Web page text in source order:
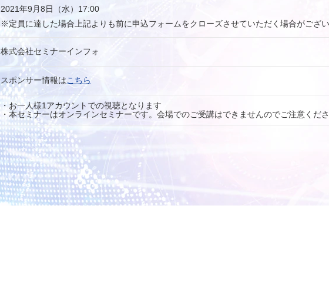
2021年9月8日（水）17:00
※定員に達した場合上記よりも前に申込フォームをクローズさせていただく場合がござ
株式会社セミナーインフォ
スポンサー情報はこちら
・お一人様1アカウントでの視聴となります
・本セミナーはオンラインセミナーです。会場でのご受講はできませんのでご注意くだ